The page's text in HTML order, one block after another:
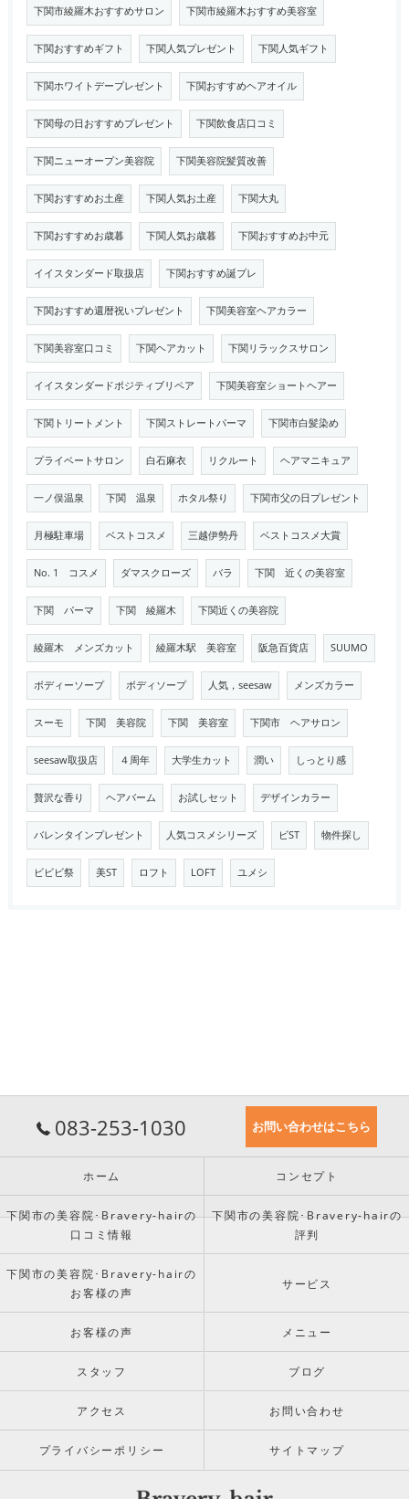
下関市綾羅木おすすめサロン 下関市綾羅木おすすめ美容室
下関おすすめギフト 下関人気プレゼント 下関人気ギフト
下関ホワイトデープレゼント 下関おすすめヘアオイル
下関母の日おすすめプレゼント 下関飲食店口コミ
下関ニューオープン美容院 下関美容院髪質改善
下関おすすめお土産 下関人気お土産 下関大丸
下関おすすめお歳暮 下関人気お歳暮 下関おすすめお中元
イイスタンダード取扱店 下関おすすめ誕プレ
下関おすすめ還暦祝いプレゼント 下関美容室ヘアカラー
下関美容室口コミ 下関ヘアカット 下関リラックスサロン
イイスタンダードポジティブリペア 下関美容室ショートヘアー
下関トリートメント 下関ストレートパーマ 下関市白髪染め
プライベートサロン 白石麻衣 リクルート ヘアマニキュア
一ノ俣温泉 下関 温泉 ホタル祭り 下関市父の日プレゼント
月極駐車場 ベストコスメ 三越伊勢丹 ベストコスメ大賞
No. 1 コスメ ダマスクローズ バラ 下関 近くの美容室
下関 パーマ 下関 綾羅木 下関近くの美容院
綾羅木 メンズカット 綾羅木駅 美容室 阪急百貨店 SUUMO
ボディーソープ ボディソープ 人気，seesaw メンズカラー
スーモ 下関 美容院 下関 美容室 下関市 ヘアサロン
seesaw取扱店 ４周年 大学生カット 潤い しっとり感
贅沢な香り ヘアバーム お試しセット デザインカラー
バレンタインプレゼント 人気コスメシリーズ ビST 物件探し
ビビビ祭 美ST ロフト LOFT ユメシ
083-253-1030 お問い合わせはこちら
ホーム コンセプト
下関市の美容院･Bravery-hairの
口コミ情報
下関市の美容院･Bravery-hairの
評判
下関市の美容院･Bravery-hairの
お客様の声
サービス
お客様の声 メニュー
スタッフ ブログ
アクセス お問い合わせ
プライバシーポリシー サイトマップ